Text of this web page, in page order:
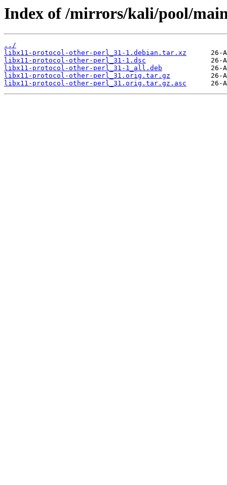
Index of /mirrors/kali/pool/
../
libx11-protocol-other-perl_31-1.debian.tar.xz
libx11-protocol-other-perl_31-1.dsc
libx11-protocol-other-perl_31-1_all.deb
libx11-protocol-other-perl_31.orig.tar.gz
libx11-protocol-other-perl_31.orig.tar.gz.asc